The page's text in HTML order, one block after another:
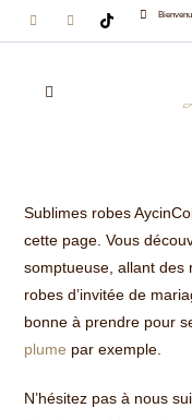
Sublimes robes
cette page. Vous
somptueuse, allant des
robes d’invitée de
bonne à prendre pour
plume par exemple.
N’hésitez pas à nous